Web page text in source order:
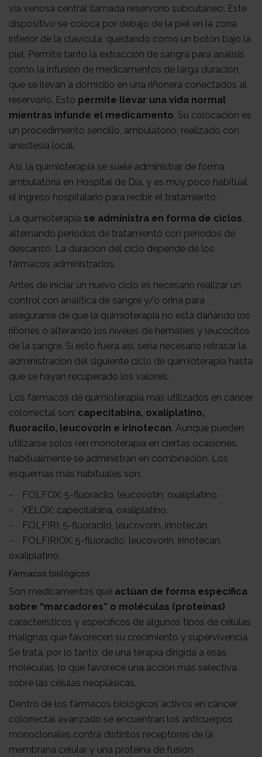
vía venosa central llamada reservorio subcutáneo. Este
dispositivo se coloca por debajo de la piel en la zona
inferior de la clavícula, quedando como un botón bajo la
piel. Permite tanto la extracción de sangra para análisis
como la infusión de medicamentos de larga duración,
que se llevan a domicilio en una riñonera conectados al
reservorio. Esto permite llevar una vida normal
mientras infunde el medicamento. Su colocación es
un procedimiento sencillo, ambulatorio, realizado con
anestesia local.
Así, la quimioterapia se suele administrar de forma
ambulatoria en Hospital de Día, y es muy poco habitual
el ingreso hospitalario para recibir el tratamiento.
La quimioterapia se administra en forma de ciclos,
alternando periodos de tratamiento con períodos de
descanso. La duración del ciclo depende de los
fármacos administrados.
Antes de iniciar un nuevo ciclo es necesario realizar un
control con analítica de sangre y/o orina para
asegurarse de que la quimioterapia no está dañando los
riñones o alterando los niveles de hematíes y leucocitos
de la sangre. Si esto fuera así, sería necesario retrasar la
administración del siguiente ciclo de quimioterapia hasta
que se hayan recuperado los valores.
Los fármacos de quimioterapia más utilizados en cáncer
colorrectal son: capecitabina, oxaliplatino,
fluoracilo, leucovorin e irinotecan. Aunque pueden
utilizarse solos (en monoterapia en ciertas ocasiones,
habitualmente se administran en combinación. Los
esquemas más habituales son:
- FOLFOX: 5-fluoracilo, leucovotin, oxaliplatino.
- XELOX: capecitabina, oxaliplatino.
- FOLFIRI: 5-fluoracilo, leucovorin, irinotecan.
- FOLFIRIOX: 5-fluoracilo, leucovorin, irinotecan,
oxaliplatino.
Fármacos biológicos
Son medicamentos que actúan de forma específica
sobre “marcadores” o moléculas (proteínas)
característicos y específicos de algunos tipos de células
malignas que favorecen su crecimiento y supervivencia.
Se trata, por lo tanto, de una terapia dirigida a esas
moléculas, lo que favorece una acción más selectiva
sobre las células neoplásicas.
Dentro de los fármacos biológicos activos en cáncer
colorrectal avanzado se encuentran los anticuerpos
monoclonales contra distintos receptores de la
membrana celular y una proteína de fusión